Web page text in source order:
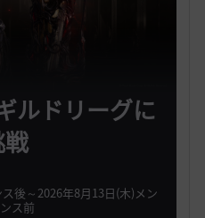
ルドリーグに
後～2026年8月13日(木)メン
ス前